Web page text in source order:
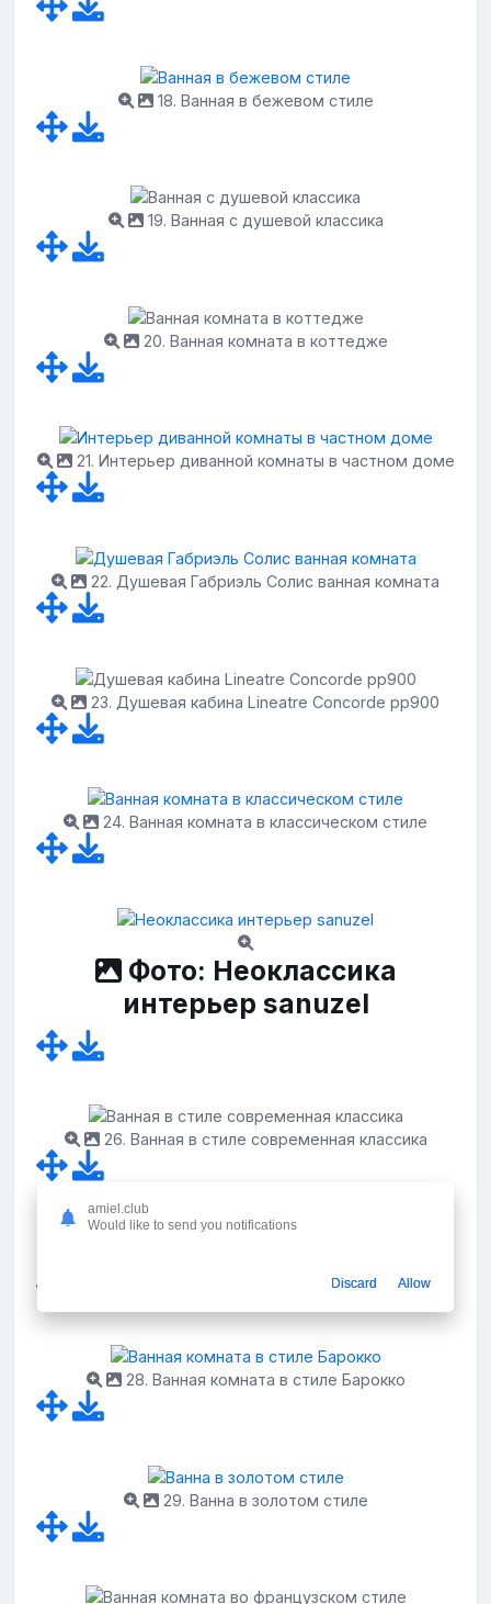
18. Ванная в бежевом стиле
19. Ванная с душевой классика
20. Ванная комната в коттедже
21. Интерьер диванной комнаты в частном доме
22. Душевая Габриэль Солис ванная комната
23. Душевая кабина Lineatre Concorde pp900
24. Ванная комната в классическом стиле
Фото: Неоклассика
интерьер sanuzel
26. Ванная в стиле современная классика
28. Ванная комната в стиле Барокко
29. Ванна в золотом стиле
amiel.club
Would like to send you notifications
Discard Allow